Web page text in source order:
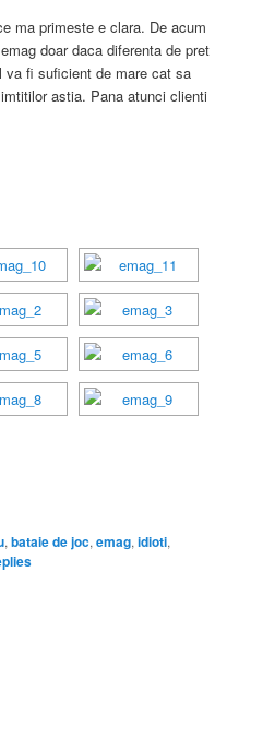
ma primeste e clara. De acum
doar daca diferenta de pret
va fi suficient de mare cat sa
astia. Pana atunci clienti
,bataie de joc,emag,idioti,